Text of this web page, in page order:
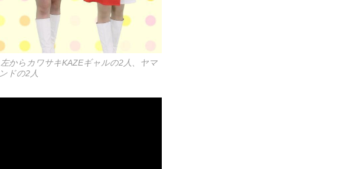
からカワサキKAZEギャルの2人、ヤマ
ドの2人